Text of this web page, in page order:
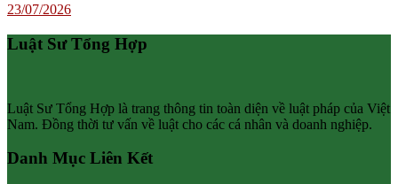
23/07/2026
Luật Sư Tổng Hợp
Luật Sư Tổng Hợp là trang thông tin toàn diện về luật pháp của Việt
Nam. Đồng thời tư vấn về luật cho các cá nhân và doanh nghiệp.
Danh Mục Liên Kết